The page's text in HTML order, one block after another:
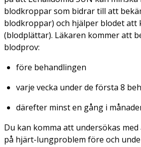
blodkroppar som bidrar till att
blodkroppar) och hjälper blodet att
(blodplättar). Läkaren kommer att
blodprov:
före behandlingen
varje vecka under de första 8
därefter minst en gång i
Du kan komma att undersökas med
på hjärt-lungproblem före och